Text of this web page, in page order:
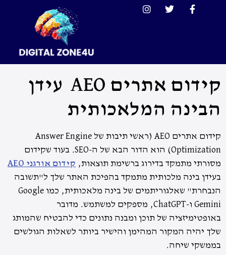
קידום אתרים AEO עידן
הבינה המלאכותית
קידום אתרים AEO (ראשי תיבות של Answer Engine
Optimization) הוא הדור הבא של ה-SEO. בעוד שקידום
מסורתי מתמקד בדירוג ברשימת תוצאות, קידום אורגני AEO
בעידן בינה מלכותית מתמקד בהפיכת האתר שלך ל"תשובה
הנבחרת" שאלגוריתמים של בינה מלאכותית, כמו Google
Gemini ו-ChatGPT, מספקים למשתמש. מדובר
באופטימיזציה של תוכן ומבנה נתונים כדי להבטיח שהמותג
שלך יהיה המקור המהימן והישיר ביותר לשאלות הגולשים
בממשקי שיחה.